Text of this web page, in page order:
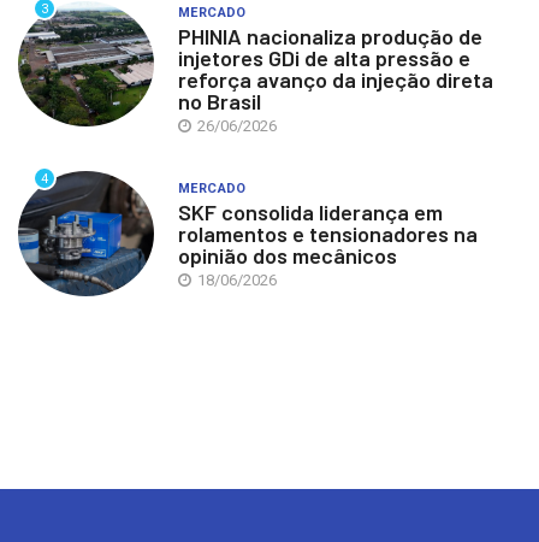
3 MERCADO
PHINIA nacionaliza produção de
injetores GDi de alta pressão e
reforça avanço da injeção direta
no Brasil
26/06/2026
4
MERCADO
SKF consolida liderança em
rolamentos e tensionadores na
opinião dos mecânicos
18/06/2026